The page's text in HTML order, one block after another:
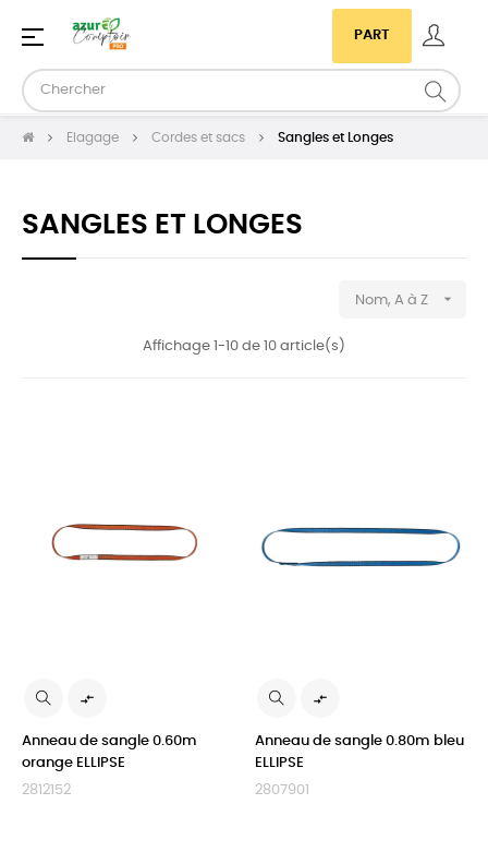
PART
Basculer
navigation
☰
Elagage Cordes et sacs Sangles et Longes
SANGLES ET LONGES
Nom, A à Z 
Affichage 1-10 de 10 article(s)

Anneau de sangle 0.60m
orange ELLIPSE
2812152

Anneau de sangle 0.80m bleu
ELLIPSE
2807901